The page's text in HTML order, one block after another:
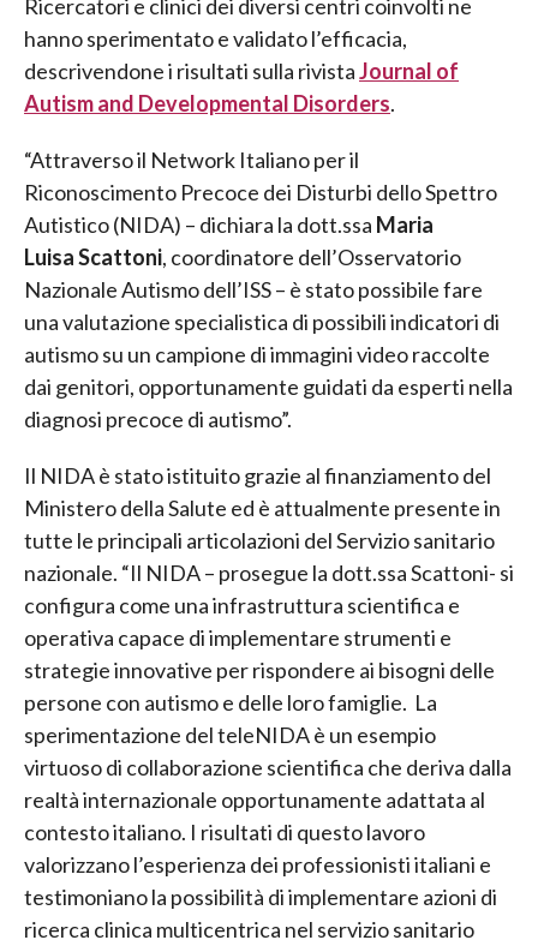
Ricercatori e clinici dei diversi centri coinvolti ne
hanno sperimentato e validato l’efficacia,
descrivendone i risultati sulla rivistaJournal of
Autism and Developmental Disorders.
“Attraverso il Network Italiano per il
Riconoscimento Precoce dei Disturbi dello Spettro
Autistico (NIDA) – dichiara la dott.ssa Maria
LuisaScattoni, coordinatore dell’Osservatorio
Nazionale Autismo dell’ISS – è stato possibile fare
una valutazione specialistica di possibili indicatori di
autismo su un campione di immagini video raccolte
dai genitori, opportunamente guidati da esperti nella
diagnosi precoce di autismo”.
Il NIDA è stato istituito grazie al finanziamento del
Ministero della Salute ed è attualmente presente in
tutte le principali articolazioni del Servizio sanitario
nazionale. “Il NIDA – prosegue la dott.ssa Scattoni- si
configura come una infrastruttura scientifica e
operativa capace di implementare strumenti e
strategie innovative per rispondere ai bisogni delle
persone con autismo e delle loro famiglie. La
sperimentazione del teleNIDA è un esempio
virtuoso di collaborazione scientifica che deriva dalla
realtà internazionale opportunamente adattata al
contesto italiano. I risultati di questo lavoro
valorizzano l’esperienza dei professionisti italiani e
testimoniano la possibilità di implementare azioni di
ricerca clinica multicentrica nel servizio sanitario